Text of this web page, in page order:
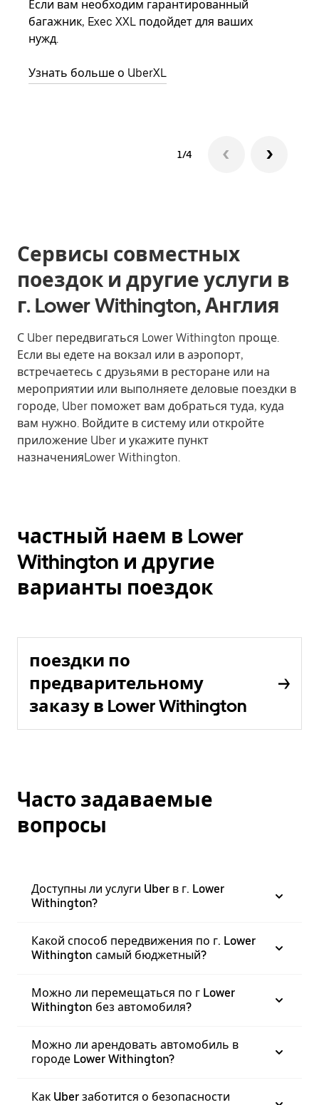
Если вам необходим гарантированный
багажник, Exec XXL подойдет для ваших
нужд.
Узнать больше о UberXL
1/4
Сервисы совместных
поездок и другие услуги в
г. Lower Withington, Англия
С Uber передвигаться Lower Withington проще.
Если вы едете на вокзал или в аэропорт,
встречаетесь с друзьями в ресторане или на
мероприятии или выполняете деловые поездки в
городе, Uber поможет вам добраться туда, куда
вам нужно. Войдите в систему или откройте
приложение Uber и укажите пункт
назначенияLower Withington.
частный наем в Lower
Withington и другие
варианты поездок
поездки по
предварительному
заказу в Lower Withington
Часто задаваемые
вопросы
Доступны ли услуги Uber в г. Lower
Withington?
Какой способ передвижения по г. Lower
Withington самый бюджетный?
Можно ли перемещаться по г Lower
Withington без автомобиля?
Можно ли арендовать автомобиль в
городе Lower Withington?
Как Uber заботится о безопасности